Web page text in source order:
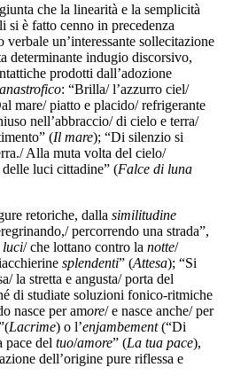
che la linearità e la semplicità
è fatto cenno in precedenza
verbale un’interessante sollecitazione
determinante indugio discorsivo,
prodotti dall’adozione
anastrofico: “Brilla/ l’azzurro ciel/
mare/ piatto e placido/ refrigerante
nell’abbraccio/ di cielo e terra/
(Il mare); “Di silenzio si
Alla muta volta del cielo/
luci cittadine” (Falce di luna
retoriche, dalla similitudine
percorrendo una strada”,
luci/ che lottano contro la notte/
splendenti” (Attesa); “Si
la stretta e angusta/ porta del
di studiate soluzioni fonico-ritmiche
nasce per amore/ e nasce anche/ per
Lacrime) o l’enjambement(“Di
pace del tuo/amore” (La tua pace),
dell’origine pure riflessa e